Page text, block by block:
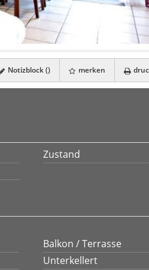
Notizblock () merken
Zustand
Balkon / Terrasse
Unterkellert